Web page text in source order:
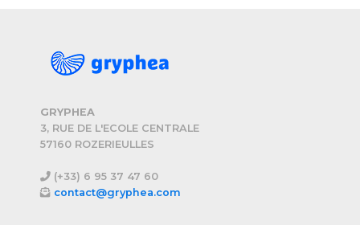
GRYPHEA
3, RUE DE L'ECOLE CENTRALE
57160 ROZERIEULLES
(+33) 6 95 37 47 60
contact@gryphea.com